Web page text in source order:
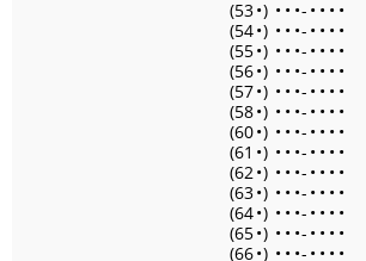
(53•) • • •- • • • •
(54•) • • •- • • • •
(55•) • • •- • • • •
(56•) • • •- • • • •
(57•) • • •- • • • •
(58•) • • •- • • • •
(60•) • • •- • • • •
(61 •) • • •- • • • •
(62•) • • •- • • • •
(63•) • • •- • • • •
(64•) • • •- • • • •
(65•) • • •- • • • •
(66•) • • •- • • • •